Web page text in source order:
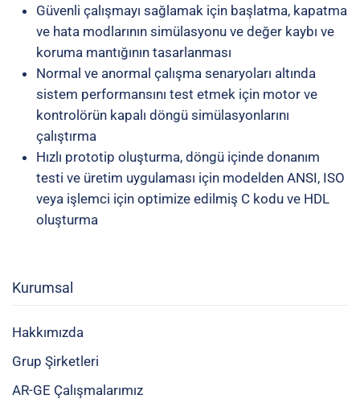
Güvenli çalışmayı sağlamak için başlatma, kapatma
ve hata modlarının simülasyonu ve değer kaybı ve
koruma mantığının tasarlanması
Normal ve anormal çalışma senaryoları altında
sistem performansını test etmek için motor ve
kontrolörün kapalı döngü simülasyonlarını
çalıştırma
Hızlı prototip oluşturma, döngü içinde donanım
testi ve üretim uygulaması için modelden ANSI, ISO
veya işlemci için optimize edilmiş C kodu ve HDL
oluşturma
Kurumsal
Hakkımızda
Grup Şirketleri
AR-GE Çalışmalarımız